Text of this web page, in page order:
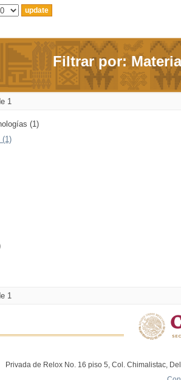
Filtrar por: Materia
1
(1)
(1)
1
Privada de Relox No. 16 piso 5, Col. Chimalistac,